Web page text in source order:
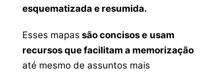
esquematizada e resumida.
Esses mapas são concisos e usam
recursos que facilitam a memorização
até mesmo de assuntos mais